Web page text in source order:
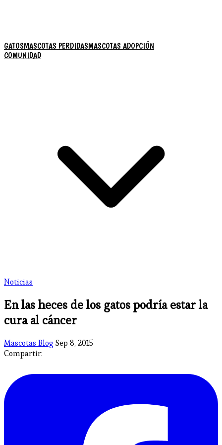
GATOSMASCOTAS PERDIDASMASCOTAS ADOPCIÓN
COMUNIDAD
Noticias
En las heces de los gatos podría estar la
cura al cáncer
Mascotas Blog Sep 8, 2015
Compartir: